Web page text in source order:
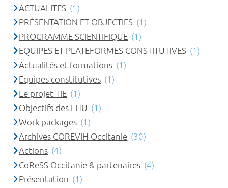
ACTUALITES (1)
PRÉSENTATION ET OBJECTIFS (1)
PROGRAMME SCIENTIFIQUE (1)
EQUIPES ET PLATEFORMES CONSTITUTIVES (1)
Actualités et formations (1)
Equipes constitutives (1)
Le projet TIE (1)
Objectifs des FHU (1)
Work packages (1)
Archives COREVIH Occitanie (30)
Actions (4)
CoReSS Occitanie & partenaires (4)
Présentation (1)